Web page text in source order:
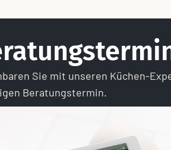
Sie mit unseren Küchen-
Beratungstermin.